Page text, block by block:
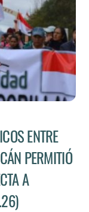
ENTRE
PERMITIÓ
A